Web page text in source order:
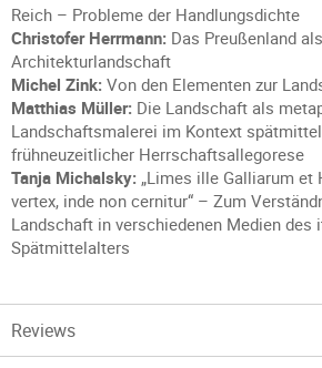
Reich – Probleme der Handlungsdichte
Christofer Herrmann: Das Preußenland
Architekturlandschaft
Michel Zink: Von den Elementen zur
Matthias Müller: Die Landschaft als
Landschaftsmalerei im Kontext
frühneuzeitlicher Herrschaftsallegorese
Tanja Michalsky: „Limes ille Galliarum et
vertex, inde non cernitur“ – Zum
Landschaft in verschiedenen Medien des
Spätmittelalters
Reviews